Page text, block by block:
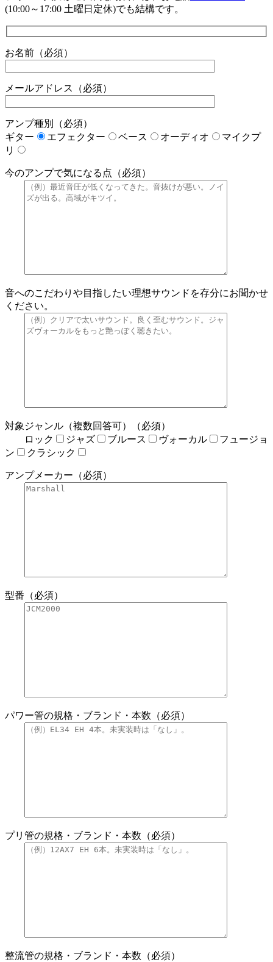
(10:00～17:00 土曜日定休)でも結構です。
お名前（必須）
メールアドレス（必須）
アンプ種別（必須）
ギター
エフェクター ベース オーディオ
マイクプ
リ
今のアンプで気になる点（必須）
音へのこだわりや目指したい理想サウンドを存分にお聞かせ
ください。
対象ジャンル（複数回答可）（必須）
ロック
ジャズ ブルース ヴォーカル
フュージョ
ン
クラシック
アンプメーカー（必須）
型番（必須）
パワー管の規格・ブランド・本数（必須）
プリ管の規格・ブランド・本数（必須）
整流管の規格・ブランド・本数（必須）